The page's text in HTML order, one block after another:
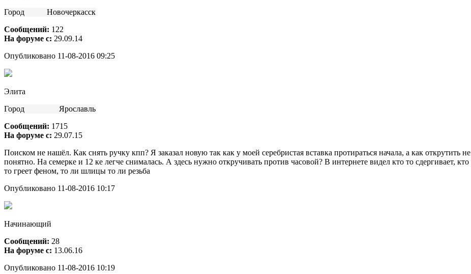
Город
Новочеркасск
Сообщений: 122
На форуме с: 29.09.14
Опубликовано 11-08-2016 09:25
Элита
Город
Ярославль
Сообщений: 1715
На форуме с: 29.07.15
Поиском не нашёл. Как снять ручку кпп? Я заказал новую так как у моей серебристая вставка протираться начала, а как открутить не
понятно. На семерке и 12 ке легче снималась. А здесь нужно откручивать против часовой? В интернете видел кто то сдергивает, кто
то греет феном, то ли шлицы то ли резьба
Опубликовано 11-08-2016 10:17
Начинающий
Сообщений: 28
На форуме с: 13.06.16
Опубликовано 11-08-2016 10:19